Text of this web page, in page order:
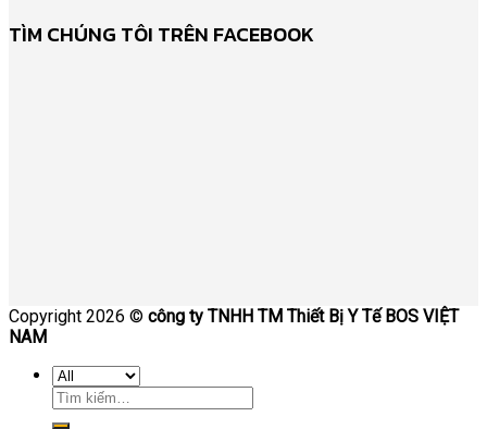
TÌM CHÚNG TÔI TRÊN FACEBOOK
Copyright 2026 © công ty TNHH TM Thiết Bị Y Tế BOS VIỆT
NAM